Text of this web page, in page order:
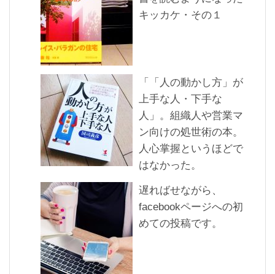
キッカケ・その１
「「人の動かし方」が
上手な人・下手な
人」。組織人や営業マ
ン向けの処世術の本。
人心掌握というほどで
はなかった。
遅ればせながら、
facebookページへの初
めての投稿です。